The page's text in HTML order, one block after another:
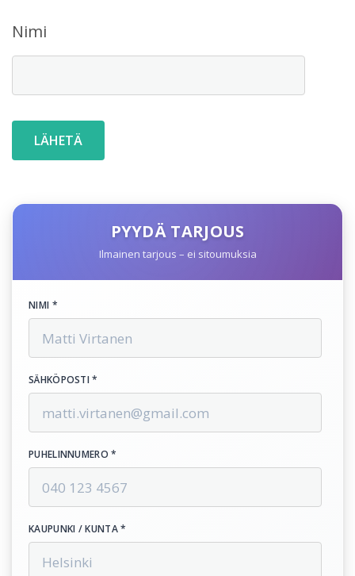
Nimi
PYYDÄ TARJOUS
Ilmainen tarjous – ei sitoumuksia
NIMI *
SÄHKÖPOSTI *
PUHELINNUMERO *
KAUPUNKI / KUNTA *